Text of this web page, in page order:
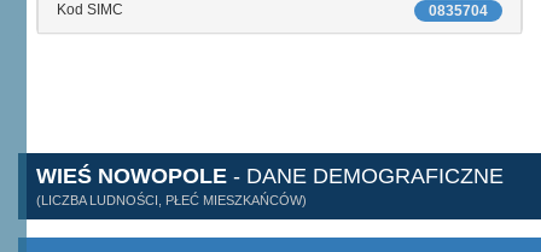
0835704
Kod SIMC
WIEŚ NOWOPOLE - DANE DEMOGRAFICZNE
(LICZBA LUDNOŚCI, PŁEĆ MIESZKAŃCÓW)